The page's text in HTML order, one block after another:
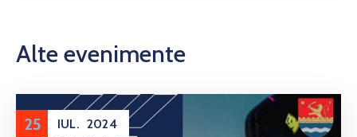
Alte evenimente
25 IUL. 2024